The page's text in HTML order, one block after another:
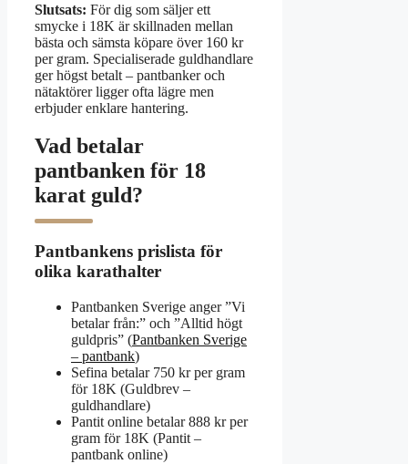
Slutsats: För dig som säljer ett
smycke i 18K är skillnaden mellan
bästa och sämsta köpare över 160 kr
per gram. Specialiserade guldhandlare
ger högst betalt – pantbanker och
nätaktörer ligger ofta lägre men
erbjuder enklare hantering.
Vad betalar
pantbanken för 18
karat guld?
Pantbankens prislista för
olika karathalter
Pantbanken Sverige anger ”Vi
betalar från:” och ”Alltid högt
guldpris” (Pantbanken Sverige
– pantbank)
Sefina betalar 750 kr per gram
för 18K (Guldbrev –
guldhandlare)
Pantit online betalar 888 kr per
gram för 18K (Pantit –
pantbank online)